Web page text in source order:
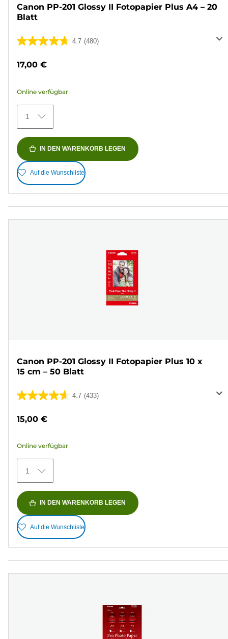
Canon PP-201 Glossy II Fotopapier Plus A4 – 20
Blatt
4.7 (480)
4.7
480
Bewertungen
17,00 €
Online verfügbar
1
IN DEN WARENKORB LEGEN
Auf die Wunschliste
Canon PP-201 Glossy II Fotopapier Plus 10 x
15 cm – 50 Blatt
4.7 (433)
4.7
5
433
Bewertungen
15,00 €
Online verfügbar
1
IN DEN WARENKORB LEGEN
Auf die Wunschliste